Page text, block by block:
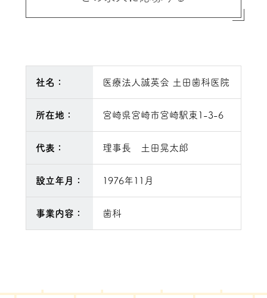
社名： 医療法人誠英会 土田歯科医院
所在地： 宮崎県宮崎市宮崎駅東1-3-6
代表： 理事長 土田晃太郎
設立年月： 1976年11月
事業内容： 歯科